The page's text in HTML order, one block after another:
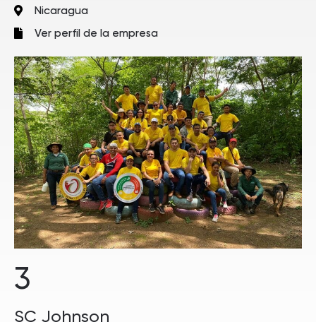
Nicaragua
Ver perfil de la empresa
3
SC Johnson